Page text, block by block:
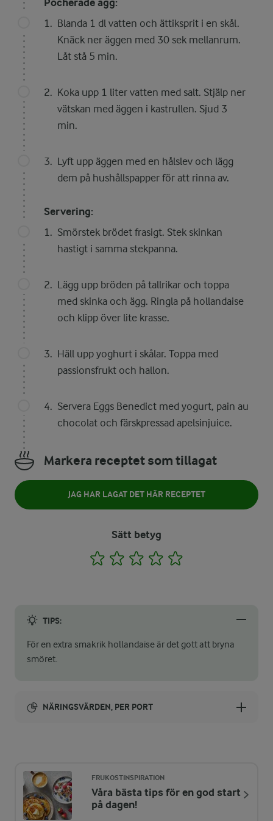
Pocherade ägg:
Blanda 1 dl vatten och ättiksprit i en skål.
Knäck ner äggen med 30 sek mellanrum.
Låt stå 5 min.
Koka upp 1 liter vatten med salt. Stjälp ner
vätskan med äggen i kastrullen. Sjud 3
min.
Lyft upp äggen med en hålslev och lägg
dem på hushållspapper för att rinna av.
Servering:
Smörstek brödet frasigt. Stek skinkan
hastigt i samma stekpanna.
Lägg upp bröden på tallrikar och toppa
med skinka och ägg. Ringla på hollandaise
och klipp över lite krasse.
Häll upp yoghurt i skålar. Toppa med
passionsfrukt och hallon.
Servera Eggs Benedict med yogurt, pain au
chocolat och färskpressad apelsinjuice.
Markera receptet som tillagat
JAG HAR LAGAT DET HÄR RECEPTET
Sätt betyg
1 2 3 4
TIPS:
För en extra smakrik hollandaise är det gott att bryna
smöret.
NÄRINGSVÄRDEN, PER PORT
ENERGIDISTRIBUTION %
NÄRINGSVÄRDEN PER PORT
FRUKOSTINSPIRATION
Våra bästa tips för en god start
på dagen!